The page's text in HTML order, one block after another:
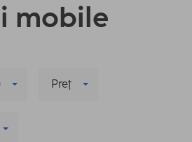
mobile
Preţ